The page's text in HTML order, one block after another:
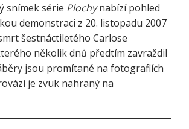
snímek série Plochynabízí pohled
demonstraci z 20. listopadu 2007
šestnáctiletého Carlose
několik dnů předtím zavraždil
jsou promítané na fotografiích
je zvuk nahraný na